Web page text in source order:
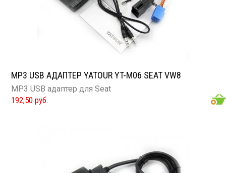
MP3 USB АДАПТЕР YATOUR YT-M06 SEAT VW8
MP3 USB адаптер для Seat
192,50 руб.